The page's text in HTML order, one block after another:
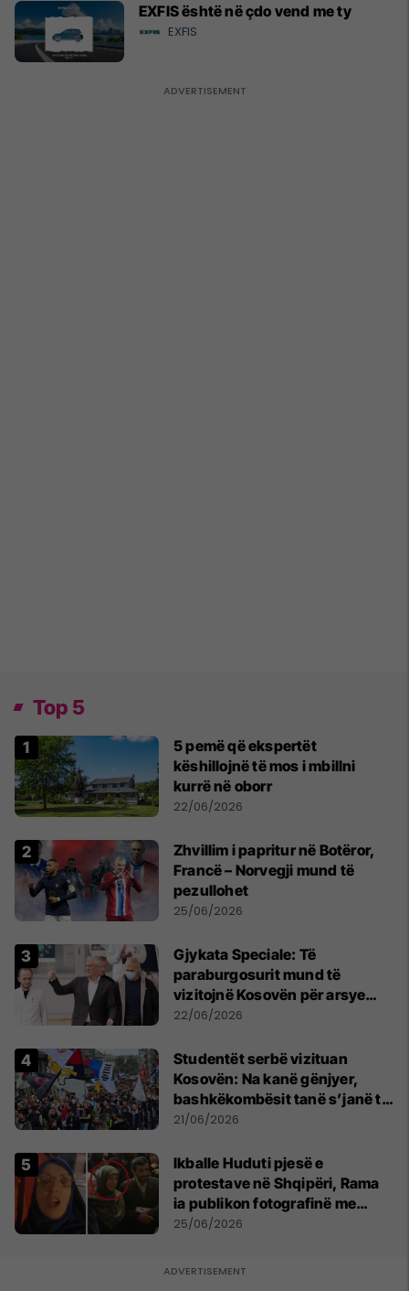
EXFIS është në çdo vend me ty
EXFIS
Top 5
5 pemë që ekspertët
këshillojnë të mos i mbillni
kurrë në oborr
22/06/2026
Zhvillim i papritur në Botëror,
Francë – Norvegji mund të
pezullohet
25/06/2026
​Gjykata Speciale: Të
paraburgosurit mund të
vizitojnë Kosovën për arsye
humanitare
22/06/2026
Studentët serbë vizituan
Kosovën: Na kanë gënjyer,
bashkëkombësit tanë s’janë të
shtypur
21/06/2026
Ikballe Huduti pjesë e
protestave në Shqipëri, Rama
ia publikon fotografinë me
Ahmadinejadin e Iranit
25/06/2026